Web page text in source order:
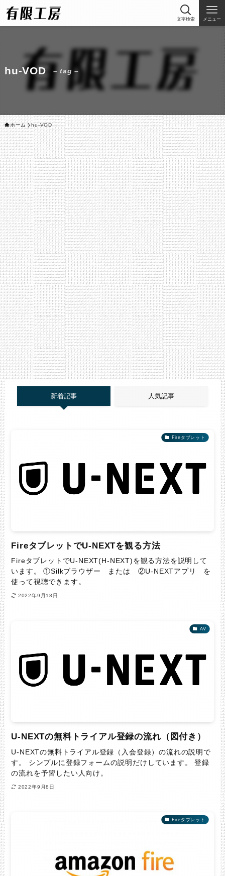
文字検索 メニュー
hu-VOD – tag –
ホーム hu-VOD
新着記事 人気記事
Fireタブレット
FireタブレットでU-NEXTを観る方法
FireタブレットでU-NEXT(H-NEXT)を観る方法を説明して
います。 ①Silkブラウザー または ②U-NEXTアプリ を
使って視聴できます。
2022年9月18日
AV
U-NEXTの無料トライアル登録の流れ（図付き）
U-NEXTの無料トライアル登録（入会登録）の流れの説明で
す。 シンプルに登録フォームの説明だけしています。 登録
の流れを予習したい人向け。
2022年9月8日
Fireタブレット